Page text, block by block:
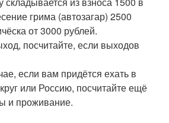
грима (автозагар) 2500
от 3000 рублей.
посчитайте, если выходов
если вам придётся ехать в
или Россию, посчитайте ещё
и проживание.